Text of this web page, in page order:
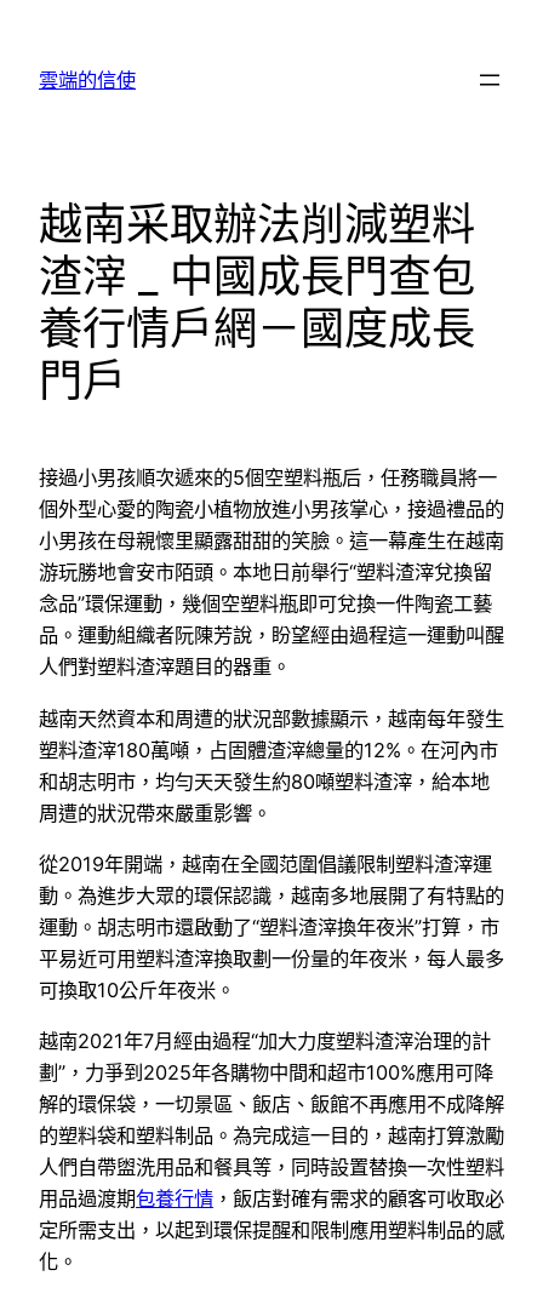
雲端的信使
越南采取辦法削減塑料
渣滓 _ 中國成長門查包
養行情戶網－國度成長
門戶
接過小男孩順次遞來的5個空塑料瓶后，任務職員將一
個外型心愛的陶瓷小植物放進小男孩掌心，接過禮品的
小男孩在母親懷里顯露甜甜的笑臉。這一幕產生在越南
游玩勝地會安市陌頭。本地日前舉行“塑料渣滓兌換留
念品”環保運動，幾個空塑料瓶即可兌換一件陶瓷工藝
品。運動組織者阮陳芳說，盼望經由過程這一運動叫醒
人們對塑料渣滓題目的器重。
越南天然資本和周遭的狀況部數據顯示，越南每年發生
塑料渣滓180萬噸，占固體渣滓總量的12%。在河內市
和胡志明市，均勻天天發生約80噸塑料渣滓，給本地
周遭的狀況帶來嚴重影響。
從2019年開端，越南在全國范圍倡議限制塑料渣滓運
動。為進步大眾的環保認識，越南多地展開了有特點的
運動。胡志明市還啟動了“塑料渣滓換年夜米”打算，市
平易近可用塑料渣滓換取劃一份量的年夜米，每人最多
可換取10公斤年夜米。
越南2021年7月經由過程“加大力度塑料渣滓治理的計
劃”，力爭到2025年各購物中間和超市100%應用可降
解的環保袋，一切景區、飯店、飯館不再應用不成降解
的塑料袋和塑料制品。為完成這一目的，越南打算激勵
人們自帶盥洗用品和餐具等，同時設置替換一次性塑料
用品過渡期包養行情 ，飯店對確有需求的顧客可收取必
定所需支出，以起到環保提醒和限制應用塑料制品的感
化。